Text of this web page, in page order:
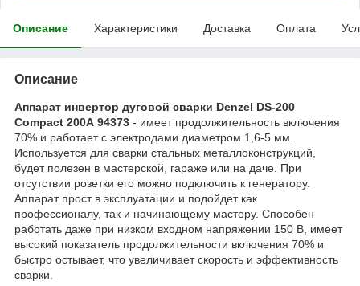
Описание Характеристики Доставка Оплата
Описание
Аппарат инвертор дуговой сварки Denzel DS-200
Compact 200А 94373 - имеет продолжительность включения
70% и работает с электродами диаметром 1,6-5 мм.
Используется для сварки стальных металлоконструкций,
будет полезен в мастерской, гараже или на даче. При
отсутствии розетки его можно подключить к генератору.
Аппарат прост в эксплуатации и подойдет как
профессионалу, так и начинающему мастеру. Способен
работать даже при низком входном напряжении 150 В, имеет
высокий показатель продолжительности включения 70% и
быстро остывает, что увеличивает скорость и эффективность
сварки.